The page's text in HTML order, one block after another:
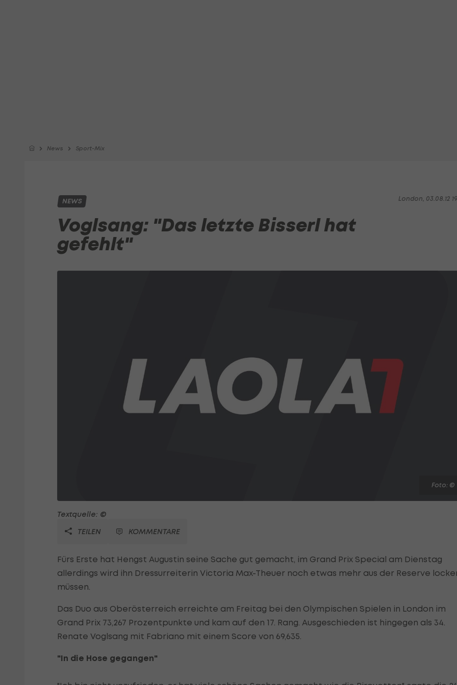
News Sport-Mix
London, 03.08.12
NEWS
Voglsang: "Das letzte Bisserl hat
gefehlt"
Foto: ©
Textquelle: ©
TEILEN
KOMMENTARE
Fürs Erste hat Hengst Augustin seine Sache gut gemacht, im Grand Prix Special am Dienstag
allerdings wird ihn Dressurreiterin Victoria Max-Theuer noch etwas mehr aus der Reserve
müssen.
Das Duo aus Oberösterreich erreichte am Freitag bei den Olympischen Spielen in London im
Grand Prix 73,267 Prozentpunkte und kam auf den 17. Rang. Ausgeschieden ist hingegen als 34.
Renate Voglsang mit Fabriano mit einem Score von 69,635.
"In die Hose gegangen"